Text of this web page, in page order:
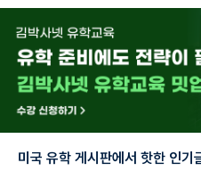
미국 유학 게시판에서 핫한 인기